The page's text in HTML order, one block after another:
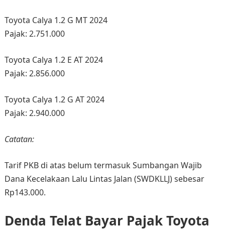
Toyota Calya 1.2 G MT 2024
Pajak: 2.751.000
Toyota Calya 1.2 E AT 2024
Pajak: 2.856.000
Toyota Calya 1.2 G AT 2024
Pajak: 2.940.000
Catatan:
Tarif PKB di atas belum termasuk Sumbangan Wajib
Dana Kecelakaan Lalu Lintas Jalan (SWDKLLJ) sebesar
Rp143.000.
Denda Telat Bayar Pajak Toyota